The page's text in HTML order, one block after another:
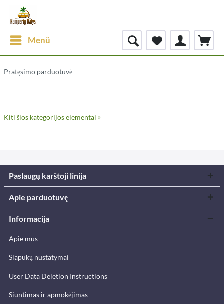
Menü
Pratęsimo parduotuvė
Kiti šios kategorijos elementai »
Paslaugų karštoji linija
Apie parduotuvę
Informacija
Apie mus
Slapukų nustatymai
User Data Deletion Instructions
Siuntimas ir apmokėjimas